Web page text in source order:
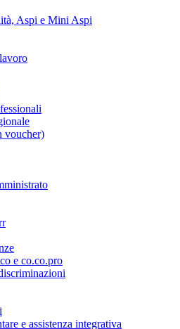
Aspi e Mini Aspi
voucher)
e co.co.pro
e assistenza integrativa